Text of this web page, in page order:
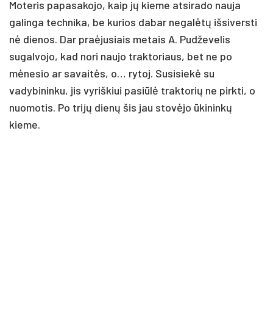
Moteris papasakojo, kaip jų kieme atsirado nauja
galinga technika, be kurios dabar negalėtų išsiversti
nė dienos. Dar praėjusiais metais A. Pudževelis
sugalvojo, kad nori naujo traktoriaus, bet ne po
mėnesio ar savaitės, o… rytoj. Susisiekė su
vadybininku, jis vyriškiui pasiūlė traktorių ne pirkti, o
nuomotis. Po trijų dienų šis jau stovėjo ūkininkų
kieme.